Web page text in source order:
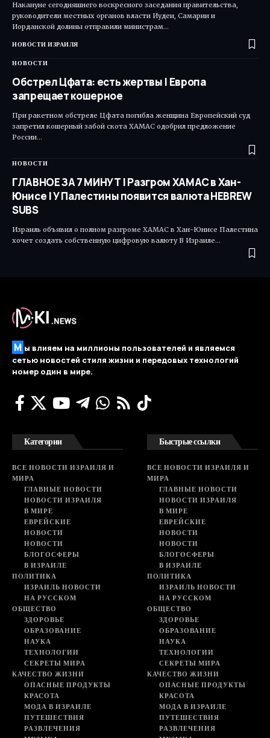
Накануне сегодняшнего воскресного заседания правительства,
руководители местных органов власти Иудеи, Самарии и
Иорданской долины отправили министрам…
НОВОСТИ ИЗРАИЛЯ
НОВОСТИ
Обстрел Цфата: есть жертвы | Европа
запрещает кошерное
При ракетном обстреле Цфата погибла женщина Европейский суд
запретил кошерный забой скота ХАМАС одобрил предложение
России…
НОВОСТИ
ГЛАВНОЕ ЗА 7 МИНУТ | Разгром ХАМАС в Хан-
Юнисе | У Палестины появится валюта HEBREW
SUBS
Израиль объявил о полном разгроме ХАМАС в Хан-Юнисе Палестина
хочет создать собственную цифровую валюту В Израиле…
М ы влияем на миллионы пользователей и являемся
сетью новостей стиля жизни и передовых технологий
номер один в мире.
Категории
ВСЕ НОВОСТИ ИЗРАИЛЯ И
МИРА
ГЛАВНЫЕ НОВОСТИ
НОВОСТИ ИЗРАИЛЯ
В МИРЕ
ЕВРЕЙСКИЕ
НОВОСТИ
НОВОСТИ
БЛОГОСФЕРЫ
В ИЗРАИЛЕ
ПОЛИТИКА
ИЗРАИЛЬ НОВОСТИ
НА РУССКОМ
ОБЩЕСТВО
ЗДОРОВЬЕ
ОБРАЗОВАНИЕ
НАУКА
ТЕХНОЛОГИИ
СЕКРЕТЫ МИРА
КАЧЕСТВО ЖИЗНИ
ОПАСНЫЕ ПРОДУКТЫ
КРАСОТА
МОДА В ИЗРАИЛЕ
ПУТЕШЕСТВИЯ
РАЗВЛЕЧЕНИЯ
Быстрые ссылки
ВСЕ НОВОСТИ ИЗРАИЛЯ И
МИРА
ГЛАВНЫЕ НОВОСТИ
НОВОСТИ ИЗРАИЛЯ
В МИРЕ
ЕВРЕЙСКИЕ
НОВОСТИ
НОВОСТИ
БЛОГОСФЕРЫ
В ИЗРАИЛЕ
ПОЛИТИКА
ИЗРАИЛЬ НОВОСТИ
НА РУССКОМ
ОБЩЕСТВО
ЗДОРОВЬЕ
ОБРАЗОВАНИЕ
НАУКА
ТЕХНОЛОГИИ
СЕКРЕТЫ МИРА
КАЧЕСТВО ЖИЗНИ
ОПАСНЫЕ ПРОДУКТЫ
КРАСОТА
МОДА В ИЗРАИЛЕ
ПУТЕШЕСТВИЯ
РАЗВЛЕЧЕНИЯ